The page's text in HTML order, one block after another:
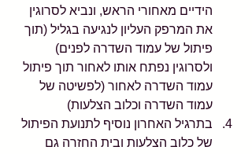
הידיים מאחורי הראש, ונביא לסרוגין
את המרפק העליון לנגיעה בגליל (תוך
פיתול של עמוד השדרה לפנים)
ולסרוגין נפתח אותו לאחור תוך פיתול
עמוד השדרה לאחור (לפשיטה של
עמוד השדרה וכלוב הצלעות)
בתרגיל האחרון נוסיף לתנועת הפיתול
של כלוב הצלעות ובית החזרה גם